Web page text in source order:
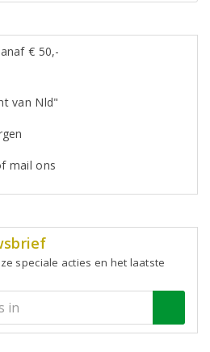
€ 50,-
van Nld"
mail ons
speciale acties en het laatste